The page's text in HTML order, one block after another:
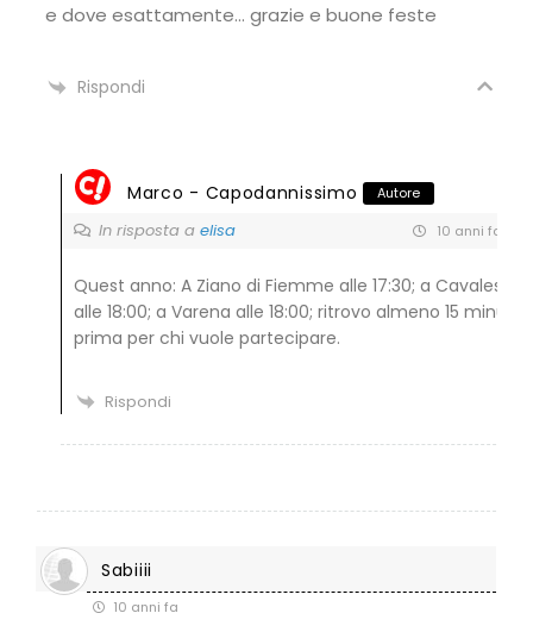
e dove esattamente… grazie e buone feste
Rispondi
Marco - Capodannissimo Autore
In risposta a elisa 10 anni fa
Quest anno: A Ziano di Fiemme alle 17:30; a Cavalese
alle 18:00; a Varena alle 18:00; ritrovo almeno 15 minuti
prima per chi vuole partecipare.
Rispondi
Sabiiii
10 anni fa